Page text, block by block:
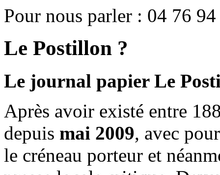
Pour nous parler : 04 76
Le Postillon ?
Le journal papier Le
Après avoir existé entre
depuis mai 2009, avec
le créneau porteur et